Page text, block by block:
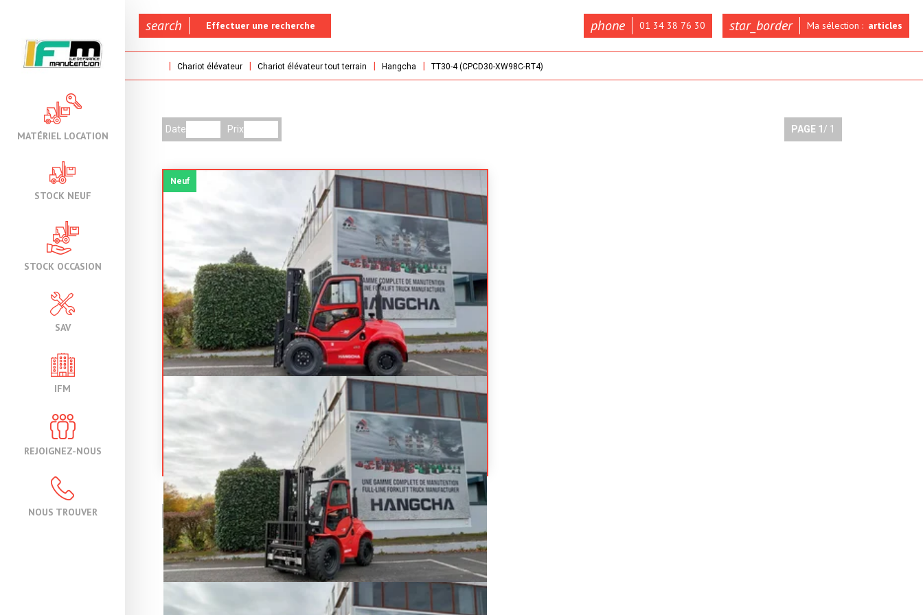
MATÉRIEL LOCATION
STOCK NEUF
STOCK OCCASION
SAV
IFM
REJOIGNEZ-NOUS
NOUS TROUVER
search Effectuer une recherche phone 01 34 38 76 30 star_border Ma sélection : articles
Chariot élévateur Chariot élévateur tout terrain Hangcha TT30-4 (CPCD30-XW98C-RT4)
Date Prix PAGE 1 / 1
Neuf
Chariot élévateur tout terrain
TT30-4 (CPCD30-
XW98C-RT4)
Référence N15218
Énergie Diesel
Prix sur demande
PAGE1/ 1